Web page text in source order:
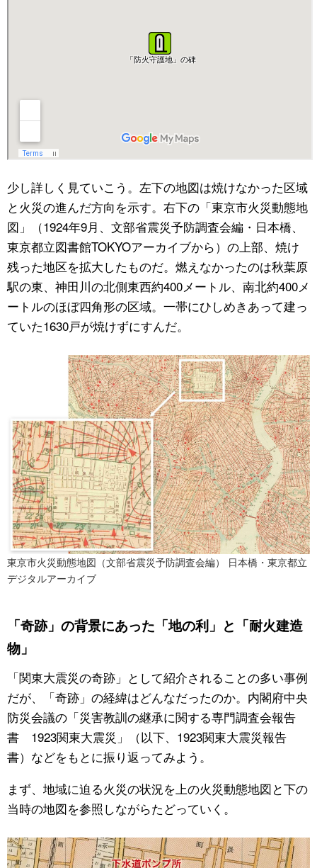
少し詳しく見ていこう。左下の地図は焼けなかった区域
と火災の進んだ方向を示す。右下の「東京市火災動態地
図」（1924年9月、文部省震災予防調査会編・日本橋、
東京都立図書館TOKYOアーカイブから）の上部、焼け
残った地区を拡大したものだ。燃えなかったのは秋葉原
駅の東、神田川の北側東西約400メートル、南北約400メ
ートルのほぼ四角形の区域。一帯にひしめきあって建っ
ていた1630戸が焼けずにすんだ。
東京市火災動態地図（文部省震災予防調査会編） 日本橋・東京都立
デジタルアーカイブ
「奇跡」の背景にあった「地の利」と「耐火建造
物」
「関東大震災の奇跡」として紹介されることの多い事例
だが、「奇跡」の経緯はどんなだったのか。内閣府中央
防災会議の「災害教訓の継承に関する専門調査会報告
書 1923関東大震災」（以下、1923関東大震災報告
書）などをもとに振り返ってみよう。
まず、地域に迫る火災の状況を上の火災動態地図と下の
当時の地図を参照しながらたどっていく。